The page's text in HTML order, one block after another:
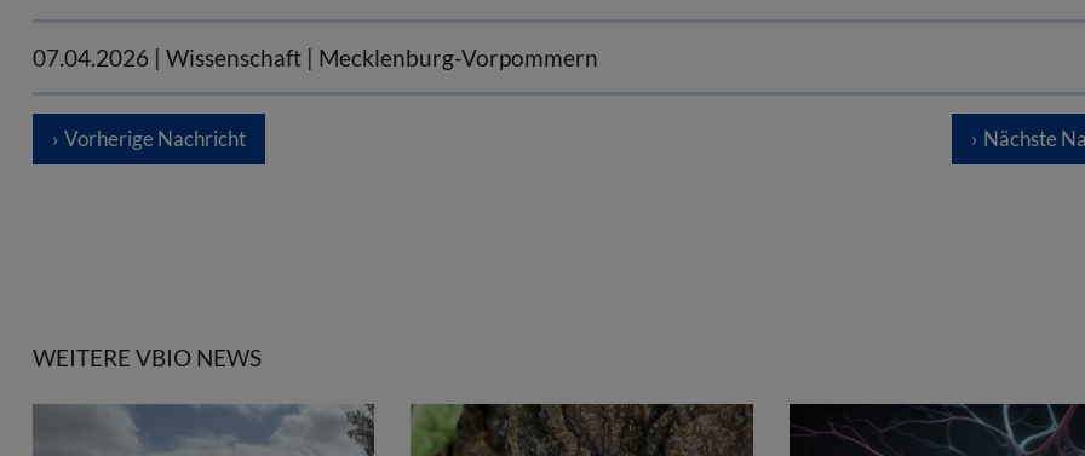
07.04.2026 | Wissenschaft | Mecklenburg-Vorpommern
Vorherige Nachricht Nächste
WEITERE VBIO NEWS